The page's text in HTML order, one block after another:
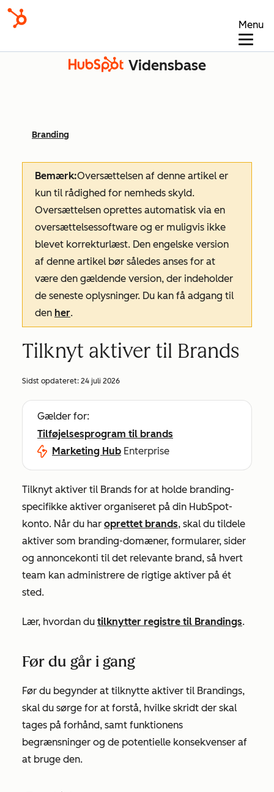
Menu
Vidensbase
Branding
Bemærk:Oversættelsen af denne artikel er
kun til rådighed for nemheds skyld.
Oversættelsen oprettes automatisk via en
oversættelsessoftware og er muligvis ikke
blevet korrekturlæst. Den engelske version
af denne artikel bør således anses for at
være den gældende version, der indeholder
de seneste oplysninger. Du kan få adgang til
den her.
Tilknyt aktiver til Brands
Sidst opdateret: 24 juli 2026
Gælder for:
Tilføjelsesprogram til brands
Marketing Hub Enterprise
Tilknyt aktiver til Brands for at holde branding-
specifikke aktiver organiseret på din HubSpot-
konto. Når du har oprettet brands, skal du tildele
aktiver som branding-domæner, formularer, sider
og annoncekonti til det relevante brand, så hvert
team kan administrere de rigtige aktiver på ét
sted.
Lær, hvordan du tilknytter registre til Brandings.
Før du går i gang
Før du begynder at tilknytte aktiver til Brandings,
skal du sørge for at forstå, hvilke skridt der skal
tages på forhånd, samt funktionens
begrænsninger og de potentielle konsekvenser af
at bruge den.